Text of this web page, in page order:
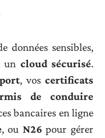
données sensibles,
un cloud sécurisé.
, voscertificats
de conduire
bancaires en ligne
, ou N26pour gérer